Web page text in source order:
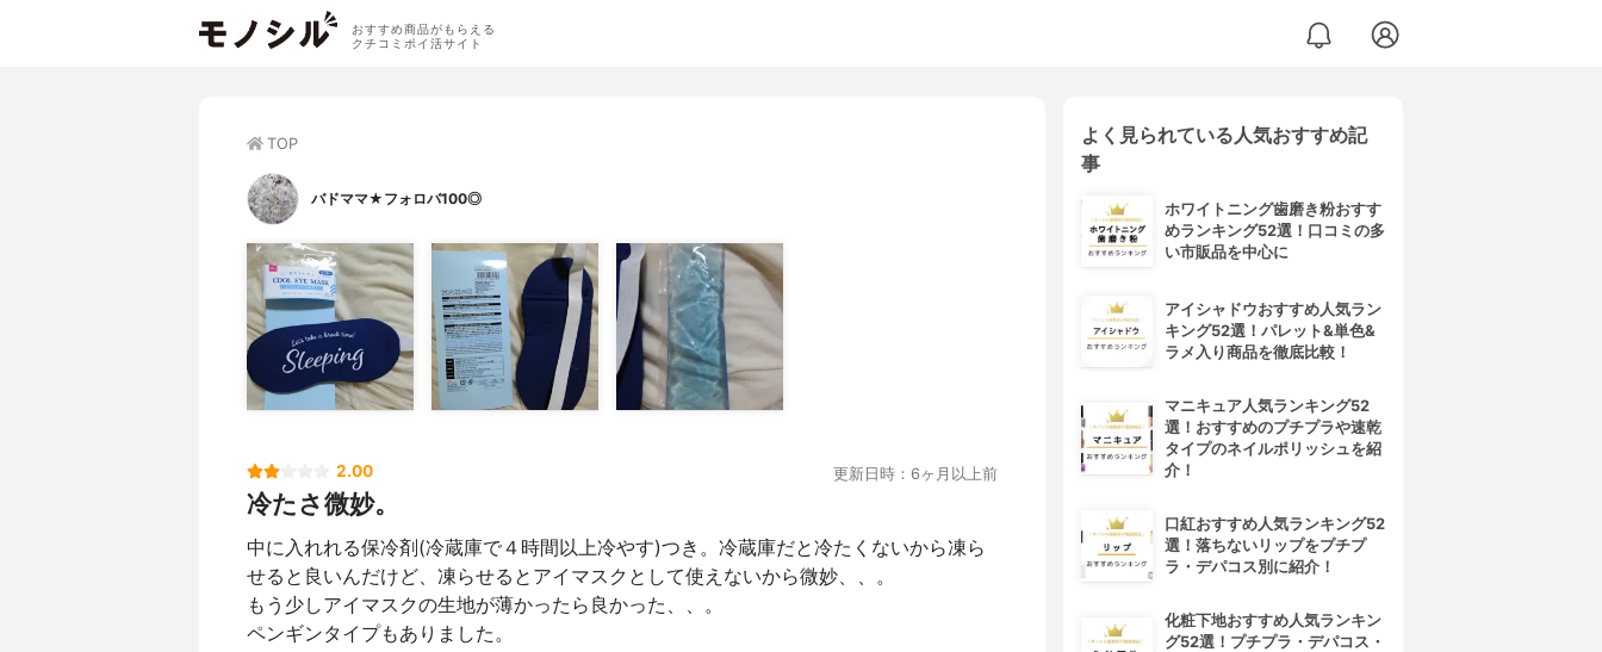
おすすめ商品がもらえる
クチコミポイ活サイト
TOP
バドママ★フォロバ100◎
2.00 更新日時：6ヶ月以上前
冷たさ微妙。
中に入れれる保冷剤(冷蔵庫で４時間以上冷やす)つき。冷蔵庫だと冷たくないから凍ら
せると良いんだけど、凍らせるとアイマスクとして使えないから微妙、、。
もう少しアイマスクの生地が薄かったら良かった、、。
ペンギンタイプもありました。
よく見られている人気おすすめ記
事
ホワイトニング歯磨き粉おすす
めランキング52選！口コミの多
い市販品を中心に
アイシャドウおすすめ人気ラン
キング52選！パレット&単色&
ラメ入り商品を徹底比較！
マニキュア人気ランキング52
選！おすすめのプチプラや速乾
タイプのネイルポリッシュを紹
介！
口紅おすすめ人気ランキング52
選！落ちないリップをプチプ
ラ・デパコス別に紹介！
化粧下地おすすめ人気ランキン
グ52選！プチプラ・デパコス・